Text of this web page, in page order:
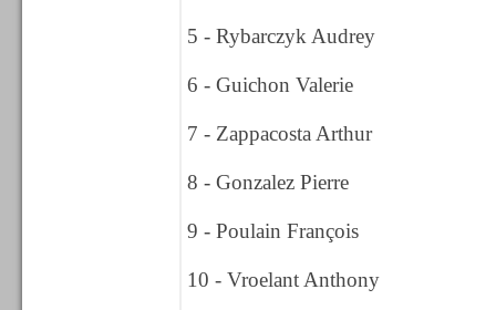
5 - Rybarczyk Audrey
6 - Guichon Valerie
7 - Zappacosta Arthur
8 - Gonzalez Pierre
9 - Poulain François
10 - Vroelant Anthony